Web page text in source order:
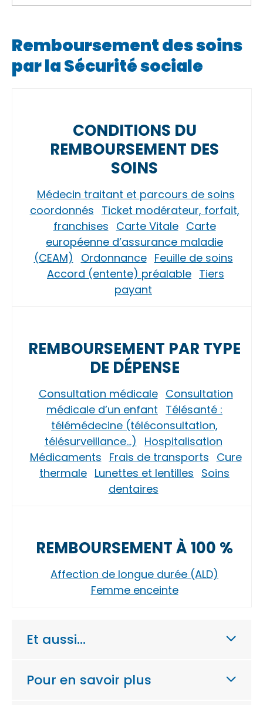
Remboursement des soins
par la Sécurité sociale
CONDITIONS DU
REMBOURSEMENT DES
SOINS
Médecin traitant et parcours de soins
coordonnés Ticket modérateur, forfait,
franchises Carte Vitale Carte
européenne d’assurance maladie
(CEAM)
Ordonnance Feuille de soins
Accord (entente) préalable Tiers
payant
REMBOURSEMENT PAR TYPE
DE DÉPENSE
Consultation médicale Consultation
médicale d’un enfant Télésanté :
télémédecine (téléconsultation,
télésurveillance…)
Hospitalisation
Médicaments Frais de transports Cure
thermale Lunettes et lentilles Soins
dentaires
REMBOURSEMENT À 100 %
Affection de longue durée (ALD)
Femme enceinte
Et aussi…
Pour en savoir plus